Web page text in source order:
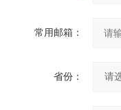
常用邮箱：
省份：